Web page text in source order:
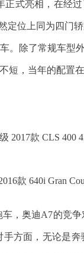
正式亮相，在经
定位上同为四门
。除了常规车型
短，当年的配置
，奥迪A7的竞
方面，无论是